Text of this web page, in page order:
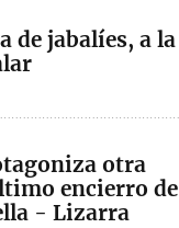
de jabalíes, a la
otra
encierro de
- Lizarra